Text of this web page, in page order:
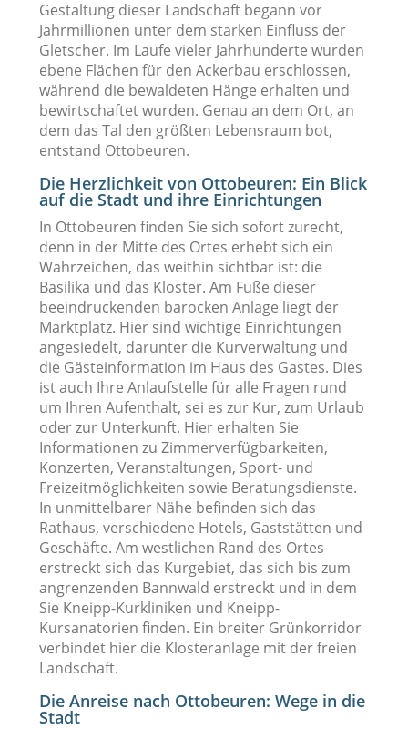
Gestaltung dieser Landschaft begann vor
Jahrmillionen unter dem starken Einfluss der
Gletscher. Im Laufe vieler Jahrhunderte wurden
ebene Flächen für den Ackerbau erschlossen,
während die bewaldeten Hänge erhalten und
bewirtschaftet wurden. Genau an dem Ort, an
dem das Tal den größten Lebensraum bot,
entstand Ottobeuren.
Die Herzlichkeit von Ottobeuren: Ein Blick
auf die Stadt und ihre Einrichtungen
In Ottobeuren finden Sie sich sofort zurecht,
denn in der Mitte des Ortes erhebt sich ein
Wahrzeichen, das weithin sichtbar ist: die
Basilika und das Kloster. Am Fuße dieser
beeindruckenden barocken Anlage liegt der
Marktplatz. Hier sind wichtige Einrichtungen
angesiedelt, darunter die Kurverwaltung und
die Gästeinformation im Haus des Gastes. Dies
ist auch Ihre Anlaufstelle für alle Fragen rund
um Ihren Aufenthalt, sei es zur Kur, zum Urlaub
oder zur Unterkunft. Hier erhalten Sie
Informationen zu Zimmerverfügbarkeiten,
Konzerten, Veranstaltungen, Sport- und
Freizeitmöglichkeiten sowie Beratungsdienste.
In unmittelbarer Nähe befinden sich das
Rathaus, verschiedene Hotels, Gaststätten und
Geschäfte. Am westlichen Rand des Ortes
erstreckt sich das Kurgebiet, das sich bis zum
angrenzenden Bannwald erstreckt und in dem
Sie Kneipp-Kurkliniken und Kneipp-
Kursanatorien finden. Ein breiter Grünkorridor
verbindet hier die Klosteranlage mit der freien
Landschaft.
Die Anreise nach Ottobeuren: Wege in die
Stadt